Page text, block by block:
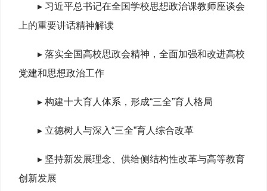
▸ 习近平总书记在全国学校思想政治课教师座谈会
上的重要讲话精神解读
▸ 落实全国高校思政会精神，全面加强和改进高校
党建和思想政治工作
▸ 构建十大育人体系，形成“三全”育人格局
▸ 立德树人与深入“三全”育人综合改革
▸ 坚持新发展理念、供给侧结构性改革与高等教育
创新发展